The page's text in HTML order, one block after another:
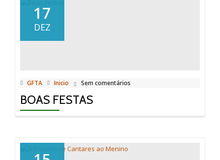
17
DEZ
GFTA Inicio Sem comentários
BOAS FESTAS